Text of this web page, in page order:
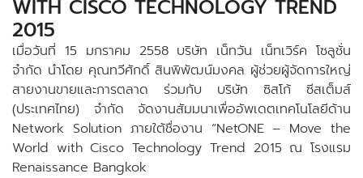
WITH CISCO TECHNOLOGY TREND
2015
เมื่อวันที่ 15 มกราคม 2558 บริษัท เน็ทวัน เน็ทเวิร์ค โซลูชั่น
จำกัด นำโดย คุณทวีศักดิ์ สินพิพัฒน์มงคล ผู้ช่วยผู้จัดการใหญ่
สายงานขายและการตลาด ร่วมกับ บริษัท ซิสโก้ ซีสเต็มส์
(ประเทศไทย) จํากัด จัดงานสัมมนาเพื่ออัพเดตเทคโนโลยีด้าน
Network Solution ภายใต้ชื่องาน “NetONE – Move the
World with Cisco Technology Trend 2015 ณ โรงแรม
Renaissance Bangkok